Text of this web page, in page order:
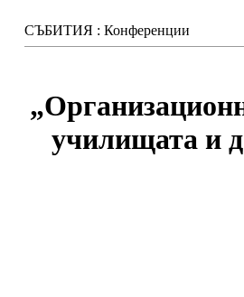
СЪБИТИЯ : Конференции
училищата и